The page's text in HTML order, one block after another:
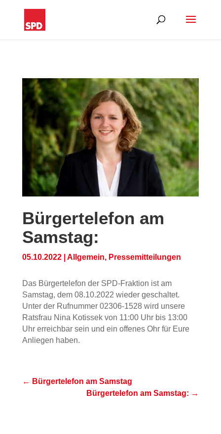
Bürgertelefon am
Samstag:
05.10.2022| Allgemein, Pressemitteilungen
Das Bürgertelefon der SPD-Fraktion ist am
Samstag, dem 08.10.2022 wieder geschaltet.
Unter der Rufnummer 02306-1528 wird unsere
Ratsfrau Nina Kotissek von 11:00 Uhr bis 13:00
Uhr erreichbar sein und ein offenes Ohr für Eure
Anliegen haben.
← Bürgertelefon am Samstag
Bürgertelefon am Samstag: →